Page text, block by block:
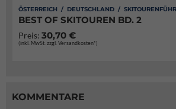
ÖSTERREICH / DEUTSCHLAND /
BEST OF SKITOUREN BD. 2
Preis: 30,70 €
(inkl. MwSt. zzgl. Versandkosten*)
KOMMENTARE